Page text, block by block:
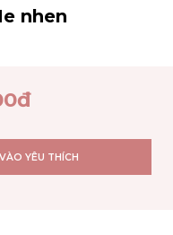
nhen
đ
YÊU THÍCH